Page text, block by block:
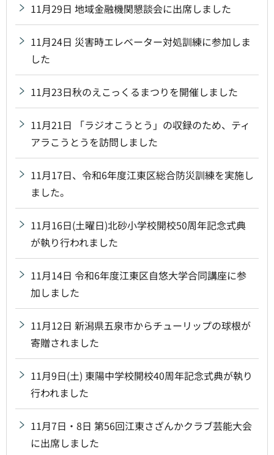
11月29日 地域金融機関懇談会に出席しました
11月24日 災害時エレベーター対処訓練に参加しま
した
11月23日秋のえこっくるまつりを開催しました
11月21日 「ラジオこうとう」の収録のため、ティ
アラこうとうを訪問しました
11月17日、令和6年度江東区総合防災訓練を実施し
ました。
11月16日(土曜日)北砂小学校開校50周年記念式典
が執り行われました
11月14日 令和6年度江東区自悠大学合同講座に参
加しました
11月12日 新潟県五泉市からチューリップの球根が
寄贈されました
11月9日(土) 東陽中学校開校40周年記念式典が執り
行われました
11月7日・8日 第56回江東さざんかクラブ芸能大会
に出席しました